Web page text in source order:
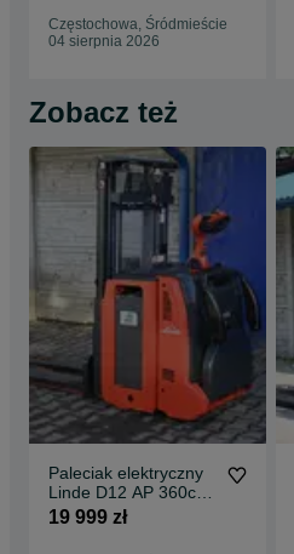
Oryginał FHP 519
Częstochowa, Śródmieście
04 sierpnia 2026
Zobacz też
Paleciak elektryczny
Linde D12 AP 360cm
2021 rok Wstępne
19 999 zł